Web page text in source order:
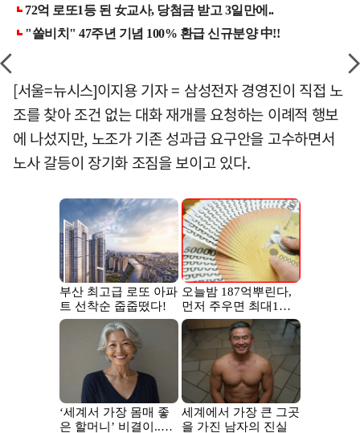
[서울=뉴시스]이지용 기자 = 삼성전자 경영진이 직접 노
조를 찾아 조건 없는 대화 재개를 요청하는 이례적 행보
에 나섰지만, 노조가 기존 성과급 요구안을 고수하면서
노사 갈등이 장기화 조짐을 보이고 있다.